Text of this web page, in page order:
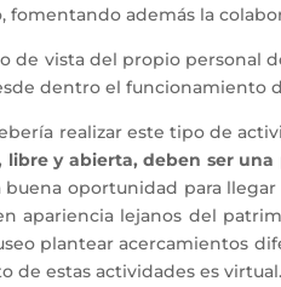
fomentando además la
de vista del propio personal
dentro el funcionamiento
realizar este tipo de
y abierta, deben ser una
oportunidad para
apariencia lejanos del
plantear acercamientos
de estas actividades es